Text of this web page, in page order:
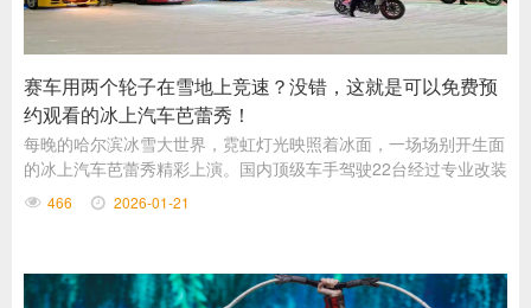
赛车用两个轮子在雪地上竞速？没错，这就是可以免费预
约观看的冰上汽车芭蕾秀！
每晚的哈尔滨冰雪大世界，霓虹灯光映照着冰面，一场场别开生面
的冰上汽车芭蕾秀精彩上演。国内顶级车手驾驶22台经过专业改装
的表演车辆，在冰天雪地里挑战极限，为游客献上冰雪竞技的震撼
466 2026-01-21